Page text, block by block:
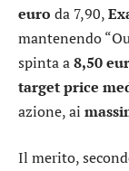
euro da 7,90,
mantenendo
spinta a8,50
target price
azione, ai
Il merito,